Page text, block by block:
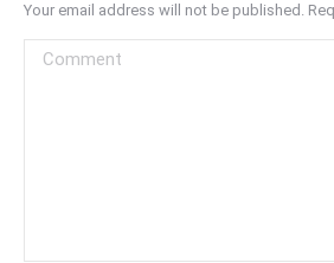
Your email address will not be published.
Comment